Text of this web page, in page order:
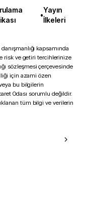
•
Yayın
İlkeleri
kapsamında
risk ve getiri tercihlerinize
sözleşmesi çerçevesinde
için azami özen
bu bilgilerin
Odası sorumlu değildir.
tüm bilgi ve verilerin